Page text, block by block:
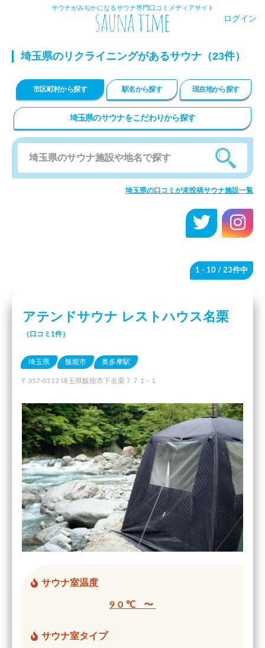
サウナがみぢかになるサウナ専門口コミメディアサイト
ログイン
埼玉県のリクライニングがあるサウナ（23件）
市区町村から探す 駅名から探す 現在地から探す
埼玉県のサウナをこだわりから探す
埼玉県の口コミが未投稿サウナ施設一覧
1 - 10 / 23件中
アテンドサウナ レストハウス名栗
（口コミ1件）
埼玉県 飯能市 奥多摩駅
〒357-0112 埼玉県飯能市下名栗７７１−１
サウナ室温度
90℃ 〜
サウナ室タイプ